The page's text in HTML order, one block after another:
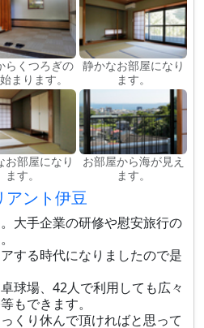
らくつろぎの
まります。
静かなお部屋になり
ます。
お部屋になり
ます。
お部屋から海が見え
ます。
アント伊豆
大手企業の研修や慰安旅行の
する時代になりましたので是
球場、42人で利用しても広々
もできます。
くり休んで頂ければと思って